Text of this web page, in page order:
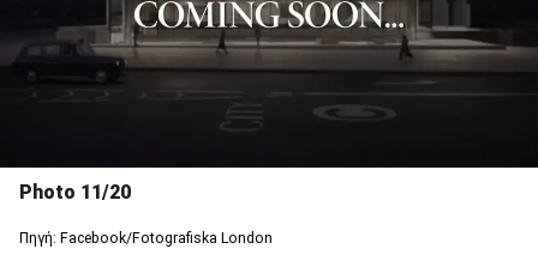
Photo 11/20
Πηγή: Facebook/Fotografiska London